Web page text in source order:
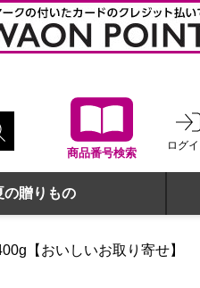
商品番号検索
ログ
の贈りもの
【おいしいお取り寄せ】